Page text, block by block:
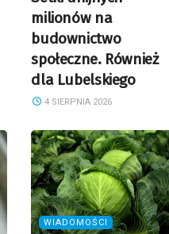
milionów na
budownictwo
społeczne. Również
dla Lubelskiego
4 SIERPNIA 2026
WIADOMOŚCI